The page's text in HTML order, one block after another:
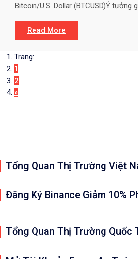
Bitcoin/U.S. Dollar (BTCUSD)Ý tưởng
Read More
Trang:
1
2
»
viết
Tổng Quan Thị Trường Việt
Đăng Ký Binance Giảm 10%
Tổng Quan Thị Trường Quốc